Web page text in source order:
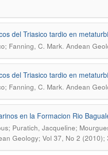
del Triasico tardio en
Fanning, C. Mark. Andean
del Triasico tardio en
Fanning, C. Mark. Andean
en la Formacion Rio
Puratich, Jacqueline;
Geology; Vol 37, No 2 (2010);